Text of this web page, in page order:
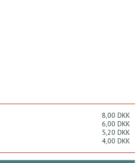
8,00 DKK
6,00 DKK
5,20 DKK
4,00 DKK